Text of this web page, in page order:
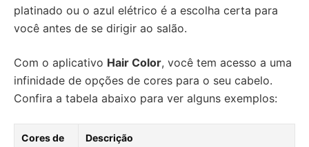
platinado ou o azul elétrico é a escolha certa para
você antes de se dirigir ao salão.
Com o aplicativo Hair Color, você tem acesso a uma
infinidade de opções de cores para o seu cabelo.
Confira a tabela abaixo para ver alguns exemplos:
Cores de
Descrição